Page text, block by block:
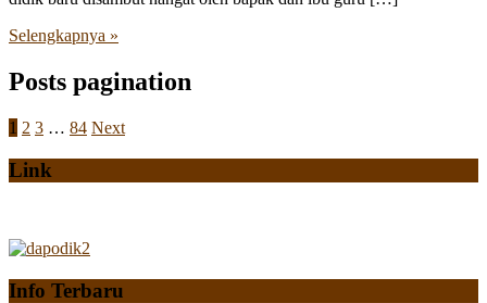
Selengkapnya »
Posts pagination
1 2 3 … 84 Next
Link
Info Terbaru